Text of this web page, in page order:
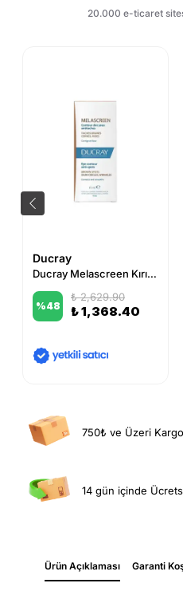
Ducray
Ducray Melascreen Kırışıklık Karşıtı Göz Çevresi Bakım Kremi 15 ml
%48
₺ 2,629.90
₺ 1,368.40
750₺ ve Üzeri
14 gün içinde
Ürün Açıklaması Garanti